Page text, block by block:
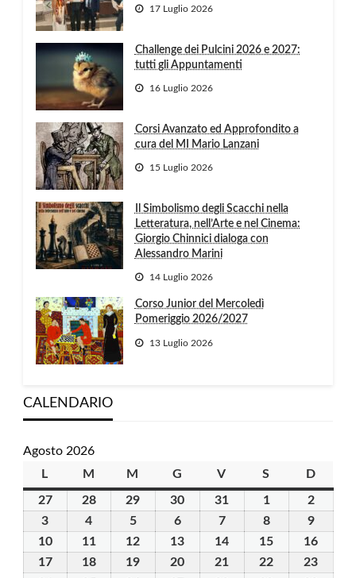
17 Luglio 2026
Challenge dei Pulcini 2026 e 2027:
tutti gli Appuntamenti
16 Luglio 2026
Corsi Avanzato ed Approfondito a
cura del MI Mario Lanzani
15 Luglio 2026
Il Simbolismo degli Scacchi nella
Letteratura, nell’Arte e nel Cinema:
Giorgio Chinnici dialoga con
Alessandro Marini
14 Luglio 2026
Corso Junior del Mercoledì
Pomeriggio 2026/2027
13 Luglio 2026
CALENDARIO
Agosto 2026
L
M martedì
M mercoledì
G giovedìV venerdì
S D
2727
Luglio
2026
2828
29 30 31 11
Agosto
2026
22
Agosto
2026
3
Agosto
2026
4
Agosto
2026
55
Agosto
2026
66
Agosto
2026
77
Agosto
2026
88
Agosto
2026
99
Agosto
2026
1010
Agosto
1111
Agosto
12
Agosto
13
Agosto
14
Agosto
15
Agosto
16
1717
1818
19 20 21 22 23